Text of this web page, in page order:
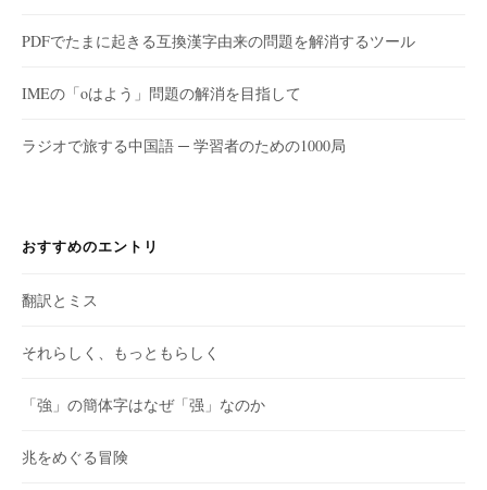
PDFでたまに起きる互換漢字由来の問題を解消するツール
IMEの「oはよう」問題の解消を目指して
ラジオで旅する中国語 ─ 学習者のための1000局
おすすめのエントリ
翻訳とミス
それらしく、もっともらしく
「強」の簡体字はなぜ「强」なのか
兆をめぐる冒険